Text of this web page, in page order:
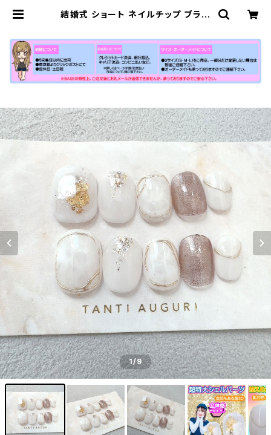
結婚式 ショート ネイルチップ ブライ
小さい爪ショートネイルチップ専門店
N-MARKET-SHORT
1/9